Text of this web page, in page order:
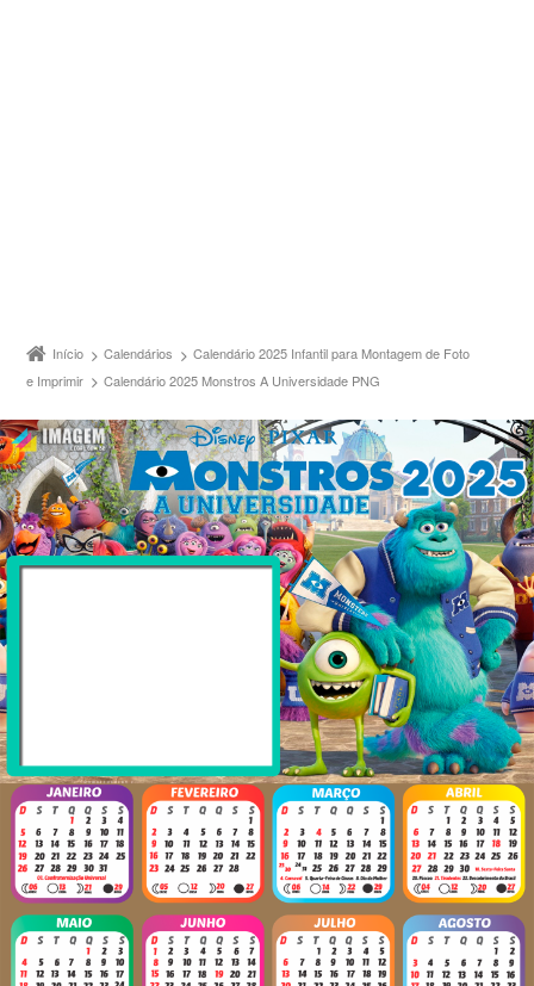
Início Calendários
Calendário 2025 Infantil para Montagem de Foto
e Imprimir
Calendário 2025 Monstros A Universidade PNG